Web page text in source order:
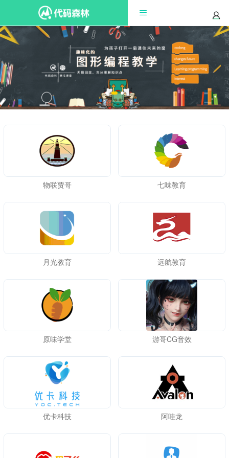
物联贾哥 七味教育
月光教育 远航教育
原味学堂 游哥CG音效
优卡科技 阿哇龙